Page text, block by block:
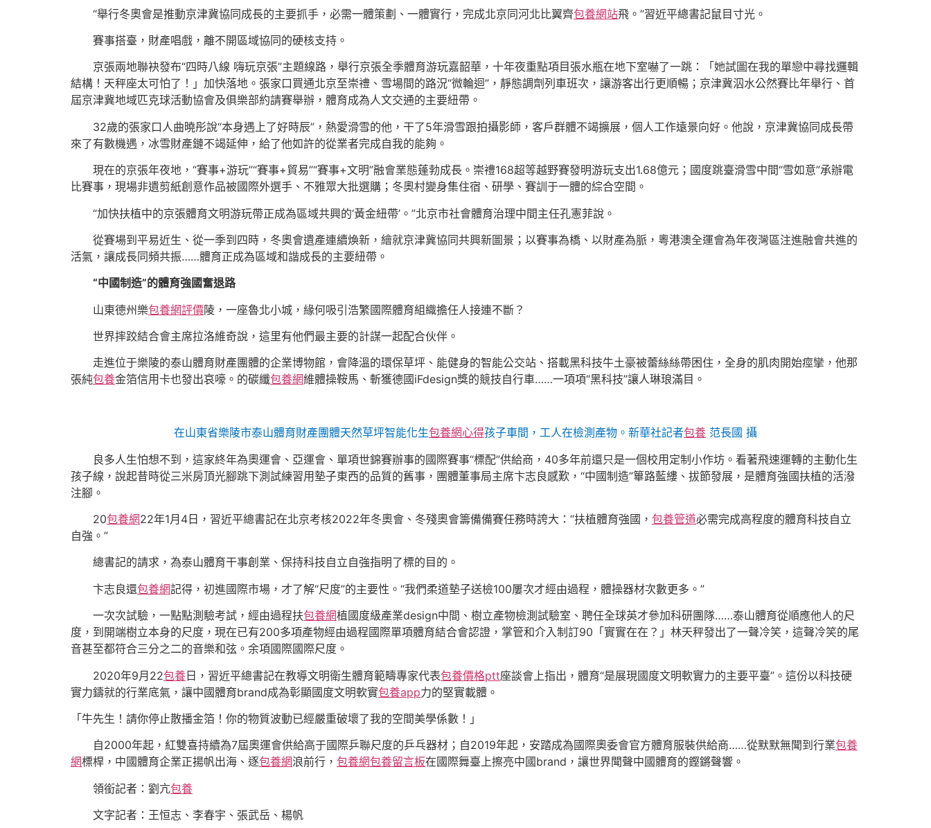
“舉行冬奧會是推動京津冀協同成長的主要抓手，必需一體策劃、一體實行，完成北京同河北比翼齊包養網站飛。”習近平總書記鼠目寸光。
賽事搭臺，財產唱戲，離不開區域協同的硬核支持。
京張兩地聯袂發布“四時八線 嗨玩京張”主題線路，舉行京張全季體育游玩嘉韶華，十年夜重點項目張水瓶在地下室嚇了一跳：「她試圖在我的單戀中尋找邏輯
結構！天秤座太可怕了！」加快落地。張家口買通北京至崇禮、雪場間的路況“微輪迴”，靜態調劑列車班次，讓游客出行更順暢；京津冀泅水公然賽比年舉行、首
屆京津冀地域匹克球活動協會及俱樂部約請賽舉辦，體育成為人文交通的主要紐帶。
32歲的張家口人曲曉彤說“本身遇上了好時辰”，熱愛滑雪的他，干了5年滑雪跟拍攝影師，客戶群體不竭擴展，個人工作遠景向好。他說，京津冀協同成長帶
來了有數機遇，冰雪財產鏈不竭延伸，給了他如許的從業者完成自我的能夠。
現在的京張年夜地，“賽事+游玩”“賽事+貿易”“賽事+文明”融會業態蓬勃成長。崇禮168超等越野賽發明游玩支出1.68億元；國度跳臺滑雪中間“雪如意”承辦電
比賽事，現場非遺剪紙創意作品被國際外選手、不雅眾大批選購；冬奧村變身集住宿、研學、賽訓于一體的綜合空間。
“加快扶植中的京張體育文明游玩帶正成為區域共興的‘黃金紐帶’。”北京市社會體育治理中間主任孔憲菲說。
從賽場到平易近生、從一季到四時，冬奧會遺產連續煥新，繪就京津冀協同共興新圖景；以賽事為橋、以財產為脈，粵港澳全運會為年夜灣區注進融會共進的
活氣，讓成長同頻共振……體育正成為區域和諧成長的主要紐帶。
“中國制造”的體育強國奮退路
山東德州樂包養網評價陵，一座魯北小城，緣何吸引浩繁國際體育組織擔任人接連不斷？
世界摔跤結合會主席拉洛維奇說，這里有他們最主要的計謀一起配合伙伴。
走進位于樂陵的泰山體育財產團體的企業博物館，會降溫的環保草坪、能健身的智能公交站、搭載黑科技牛土豪被蕾絲絲帶困住，全身的肌肉開始痙攣，他那
張純包養金箔信用卡也發出哀嚎。的碳纖包養網維體操鞍馬、斬獲德國iFdesign獎的競技自行車……一項項“黑科技”讓人琳琅滿目。
在山東省樂陵市泰山體育財產團體天然草坪智能化生包養網心得孩子車間，工人在檢測產物。新華社記者包養 范長國 攝
良多人生怕想不到，這家終年為奧運會、亞運會、單項世錦賽辦事的國際賽事“標配”供給商，40多年前還只是一個校用定制小作坊。看著飛速運轉的主動化生
孩子線，說起昔時從三米房頂光腳跳下測試練習用墊子東西的品質的舊事，團體董事局主席卞志良感歎，“中國制造”篳路藍縷、拔節發展，是體育強國扶植的活潑
注腳。
20包養網22年1月4日，習近平總書記在北京考核2022年冬奧會、冬殘奧會籌備備賽任務時誇大：“扶植體育強國， 包養管道必需完成高程度的體育科技自立
自強。”
總書記的請求，為泰山體育干事創業、保持科技自立自強指明了標的目的。
卞志良還包養網記得，初進國際市場，才了解“尺度”的主要性。“我們柔道墊子送檢100屢次才經由過程，體操器材次數更多。”
一次次試驗，一點點測驗考試，經由過程扶包養網植國度級產業design中間、樹立產物檢測試驗室、聘任全球英才參加科研團隊……泰山體育從順應他人的尺
度，到開端樹立本身的尺度，現在已有200多項產物經由過程國際單項體育結合會認證，掌管和介入制訂90「實實在在？」林天秤發出了一聲冷笑，這聲冷笑的尾
音甚至都符合三分之二的音樂和弦。余項國際國際尺度。
2020年9月22包養日，習近平總書記在教導文明衛生體育範疇專家代表包養價格ptt座談會上指出，體育“是展現國度文明軟實力的主要平臺”。這份以科技硬
實力鑄就的行業底氣，讓中國體育brand成為彰顯國度文明軟實包養app力的堅實載體。
「牛先生！請你停止散播金箔！你的物質波動已經嚴重破壞了我的空間美學係數！」
自2000年起，紅雙喜持續為7屆奧運會供給高于國際乒聯尺度的乒乓器材；自2019年起，安踏成為國際奧委會官方體育服裝供給商……從默默無聞到行業包養
網標桿，中國體育企業正揚帆出海、逐包養網浪前行， 包養網包養留言板在國際舞臺上擦亮中國brand，讓世界聞聲中國體育的鏗鏘聲響。
領銜記者：劉亢包養
文字記者：王恒志、李春宇、張武岳、楊帆